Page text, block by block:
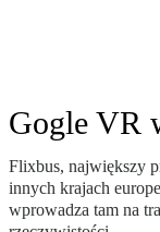
Gogle VR
Flixbus, największy
innych krajach
wprowadza tam na